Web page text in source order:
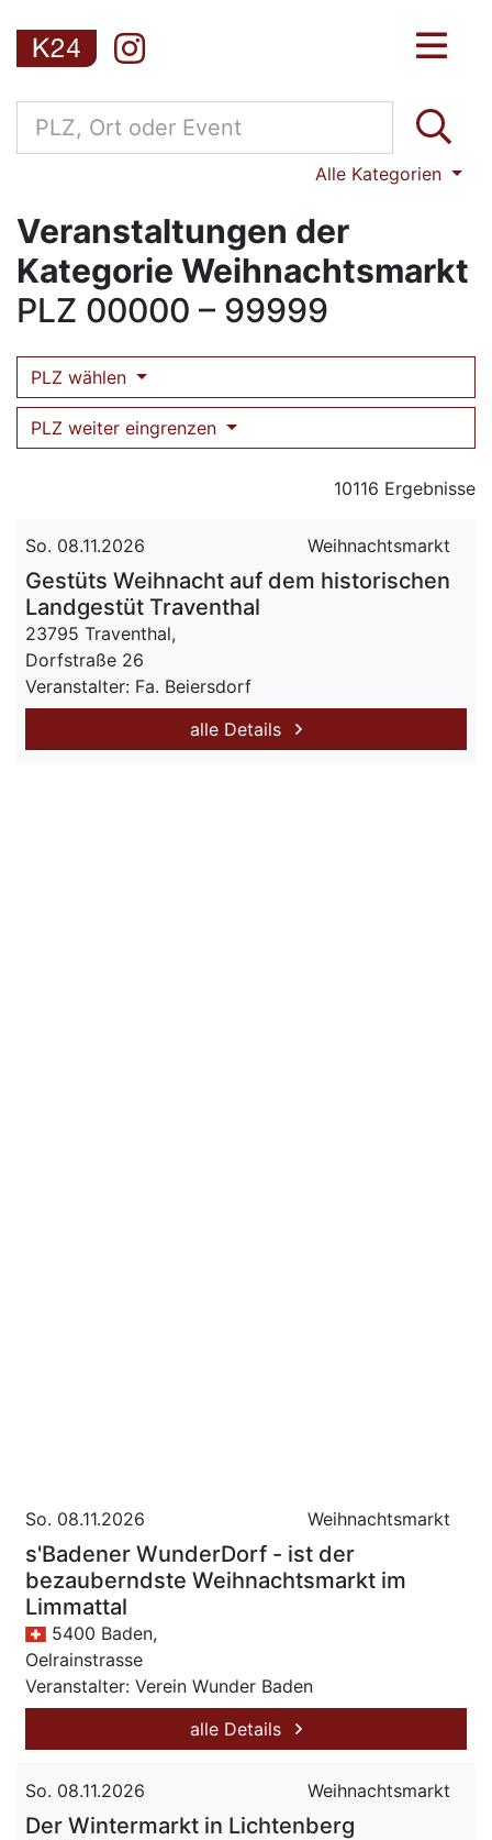
Alle Kategorien
Veranstaltungen der
Kategorie Weihnachtsmarkt
PLZ 00000 – 99999
PLZ wählen
PLZ weiter eingrenzen
10116 Ergebnisse
So. 08.11.2026 Weihnachtsmarkt
Gestüts Weihnacht auf dem historischen
Landgestüt Traventhal
23795 Traventhal,
Dorfstraße 26
Veranstalter: Fa. Beiersdorf
alle Details
So. 08.11.2026 Weihnachtsmarkt
s'Badener WunderDorf - ist der
bezauberndste Weihnachtsmarkt im
Limmattal
5400 Baden,
Oelrainstrasse
Veranstalter: Verein Wunder Baden
alle Details
So. 08.11.2026 Weihnachtsmarkt
Der Wintermarkt in Lichtenberg